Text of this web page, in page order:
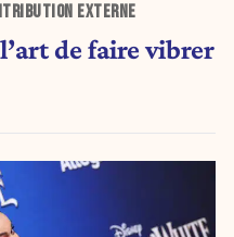
EXTERNE
de faire vibrer